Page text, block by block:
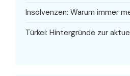
Insolvenzen: Warum immer
Türkei: Hintergründe zur